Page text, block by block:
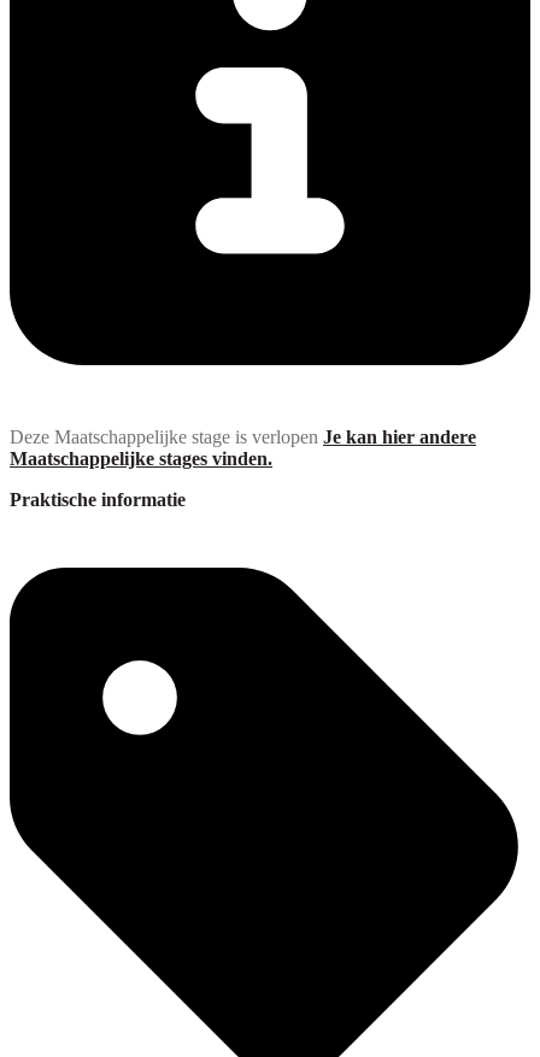
Deze Maatschappelijke stage is verlopen Je kan hier andere
Maatschappelijke stages vinden.
Praktische informatie